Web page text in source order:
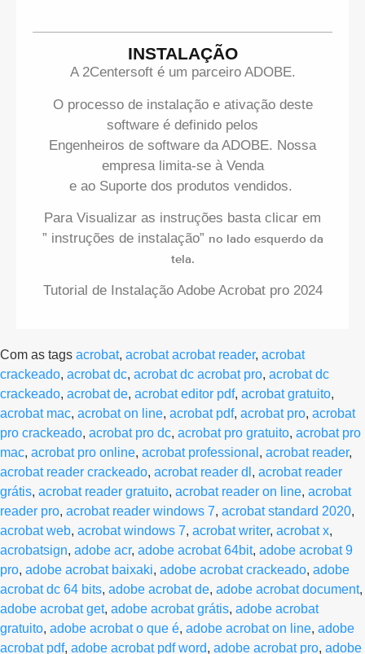
INSTALAÇÃO
A 2Centersoft é um parceiro ADOBE.
O processo de instalação e ativação deste
software é definido pelos
Engenheiros de software da ADOBE. Nossa
empresa limita-se à Venda
e ao Suporte dos produtos vendidos.
Para Visualizar as instruções basta clicar em
” instruções de instalação” no lado esquerdo da
tela.
Tutorial de Instalação Adobe Acrobat pro 2024
Com as tags acrobat, acrobat acrobat reader, acrobat
crackeado, acrobat dc, acrobat dc acrobat pro, acrobat dc
crackeado, acrobat de, acrobat editor pdf, acrobat gratuito,
acrobat mac, acrobat on line, acrobat pdf, acrobat pro, acrobat
pro crackeado, acrobat pro dc, acrobat pro gratuito, acrobat pro
mac, acrobat pro online, acrobat professional , acrobat reader,
acrobat reader crackeado, acrobat reader dl , acrobat reader
grátis, acrobat reader gratuito, acrobat reader on line, acrobat
reader pro, acrobat reader windows 7, acrobat standard 2020,
acrobat web, acrobat windows 7, acrobat writer, acrobat x,
acrobatsign, adobe acr, adobe acrobat 64bit, adobe acrobat 9
pro, adobe acrobat baixaki, adobe acrobat crackeado, adobe
acrobat dc 64 bits, adobe acrobat de, adobe acrobat document,
adobe acrobat get, adobe acrobat grátis, adobe acrobat
gratuito, adobe acrobat o que é, adobe acrobat on line, adobe
acrobat pdf, adobe acrobat pdf word, adobe acrobat pro, adobe